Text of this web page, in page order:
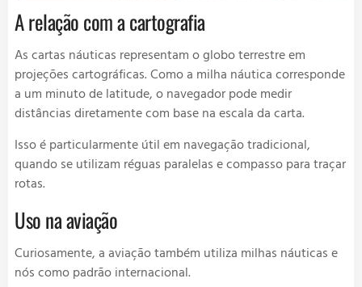
A relação com a cartografia
As cartas náuticas representam o globo terrestre em
projeções cartográficas. Como a milha náutica corresponde
a um minuto de latitude, o navegador pode medir
distâncias diretamente com base na escala da carta.
Isso é particularmente útil em navegação tradicional,
quando se utilizam réguas paralelas e compasso para traçar
rotas.
Uso na aviação
Curiosamente, a aviação também utiliza milhas náuticas e
nós como padrão internacional.